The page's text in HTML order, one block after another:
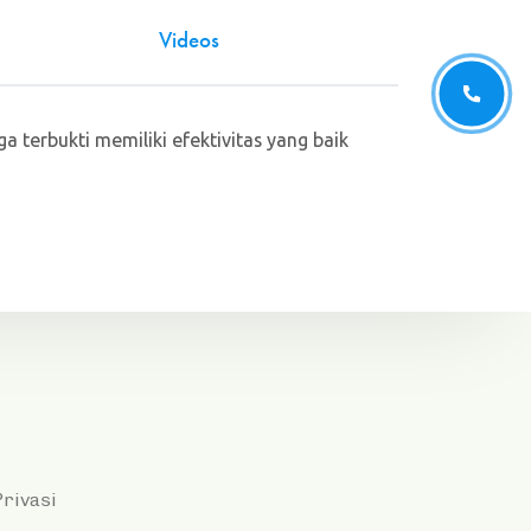
Videos
terbukti memiliki efektivitas yang baik